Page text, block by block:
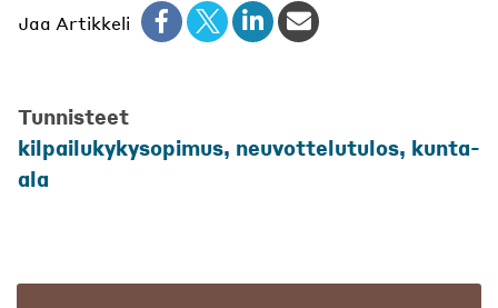
Jaa Artikkeli
Tunnisteet
kilpailukykysopimus, neuvottelutulos, kunta-
ala